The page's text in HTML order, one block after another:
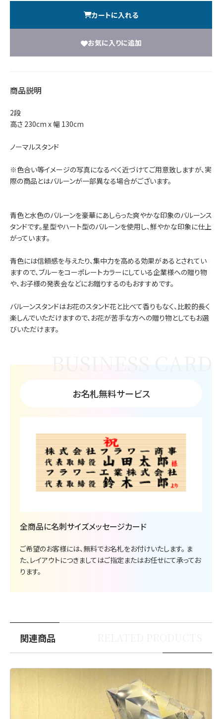
カートに入れる
お気に入りに追加
商品説明
2段
高さ 230cm x 幅 130cm
ノーマルスタンド
※色合い等イメージの写真になるべく近づけてご用意致しますが、実
際の商品とはバルーンが一部異なる場合がございます。
青色と水色のバルーンを豪華にあしらった爽やかな印象のバルーンス
タンドです。星型やハート型のバルーンを使用し、鮮やかな印象に仕上
がっています。
青色には信頼感を与えたり、集中力を高める効果があるとされてい
ますので、ブルーをコーポレートカラーにしている企業様への贈り物
や、お子様の発表会などにお贈りするのもおすすめです。
バルーンスタンドはお花のスタンド花と比べて香りもなく、比較的長く
楽しんでいただけますので、お花が苦手な方への贈り物としてもお選
びいただけます。
お名札無料サービス
全商品に名刺サイズメッセージカード
ご希望のお客様には、無料でお名札をお付けいたします。 ま
た、レイアウトにつきましてはご指定またはお任せにて承ってお
ります。
関連商品